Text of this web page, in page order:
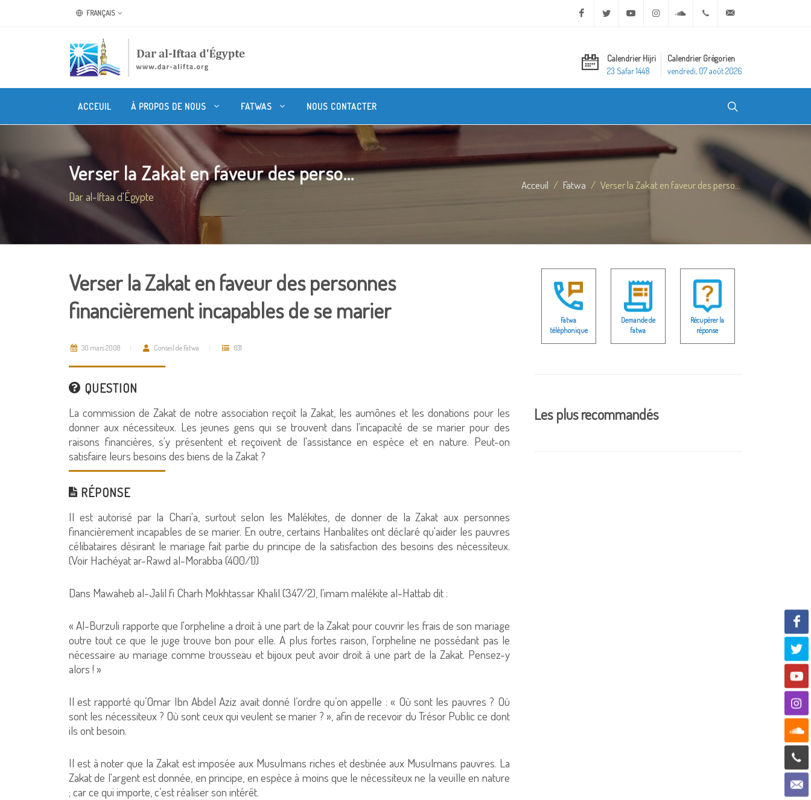
FRANÇAIS Facebook Twitter Youtube Instagram Soundcloud+20 2 25970400
Calendrier Hijri
23 Safar 1448
Calendrier Grégorien
vendredi, 07 août 2026
ACCEUIL À PROPOS DE NOUS FATWAS NOUS CONTACTER
Verser la Zakat en faveur des perso...
Dar al-Iftaa d'Égypte
Acceuil Fatwa Verser la Zakat en faveur des perso...
Verser la Zakat en faveur des personnes
financièrement incapables de se marier
30 mars 2008 Conseil de Fatwa 631
QUESTION
La commission de Zakat de notre association reçoit la Zakat, les aumônes et les donations pour les
donner aux nécessiteux. Les jeunes gens qui se trouvent dans l'incapacité de se marier pour des
raisons financières, s'y présentent et reçoivent de l'assistance en espèce et en nature. Peut-on
satisfaire leurs besoins des biens de la Zakat ?
RÉPONSE
Il est autorisé par la Chari'a, surtout selon les Malékites, de donner de la Zakat aux personnes
financièrement incapables de se marier. En outre, certains Hanbalites ont déclaré qu'aider les pauvres
célibataires désirant le mariage fait partie du principe de la satisfaction des besoins des nécessiteux.
(Voir Hachéyat ar-Rawd al-Morabba (400/1))
Dans Mawaheb al-Jalil fi Charh Mokhtassar Khalil (347/2), l'imam malékite al-Hattab dit :
« Al-Burzuli rapporte que l'orpheline a droit à une part de la Zakat pour couvrir les frais de son mariage
outre tout ce que le juge trouve bon pour elle. A plus fortes raison, l’orpheline ne possédant pas le
nécessaire au mariage comme trousseau et bijoux peut avoir droit à une part de la Zakat. Pensez-y
alors ! »
Il est rapporté qu’Omar Ibn Abdel Aziz avait donné l’ordre qu’on appelle : « Où sont les pauvres ? Où
sont les nécessiteux ? Où sont ceux qui veulent se marier ? », afin de recevoir du Trésor Public ce dont
ils ont besoin.
Il est à noter que la Zakat est imposée aux Musulmans riches et destinée aux Musulmans pauvres. La
Zakat de l'argent est donnée, en principe, en espèce à moins que le nécessiteux ne la veuille en nature
; car ce qui importe, c’est réaliser son intérêt.
Fatwa
téléphonique
Demande de
fatwa
Récupérer la
réponse
Les plus recommandés